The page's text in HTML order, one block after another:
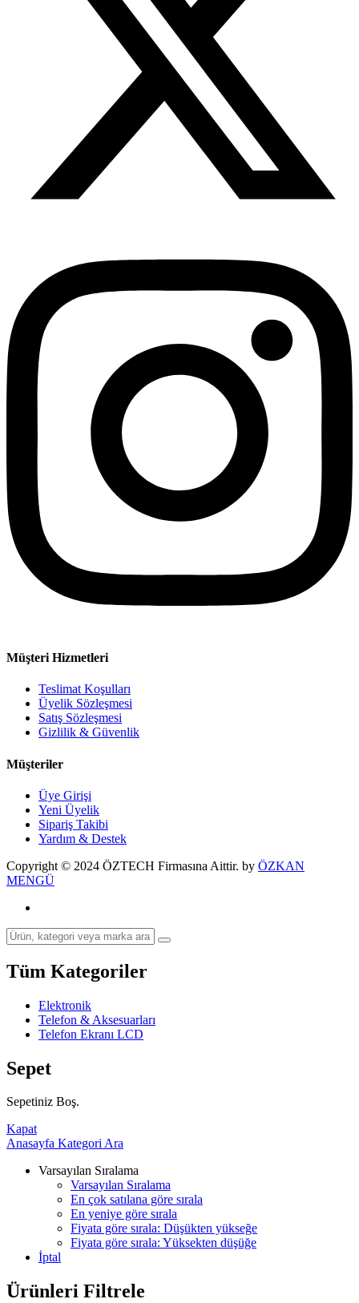
Müşteri Hizmetleri
Teslimat Koşulları
Üyelik Sözleşmesi
Satış Sözleşmesi
Gizlilik & Güvenlik
Müşteriler
Üye Girişi
Yeni Üyelik
Sipariş Takibi
Yardım & Destek
Copyright © 2024 ÖZTECH Firmasına Aittir. by ÖZKAN
MENGÜ
Tüm Kategoriler
Elektronik
Telefon & Aksesuarları
Telefon Ekranı LCD
Sepet
Sepetiniz Boş.
Kapat
Anasayfa KategoriAra
Varsayılan Sıralama
Varsayılan Sıralama
En çok satılana göre sırala
En yeniye göre sırala
Fiyata göre sırala: Düşükten yükseğe
Fiyata göre sırala: Yüksekten düşüğe
İptal
Ürünleri Filtrele